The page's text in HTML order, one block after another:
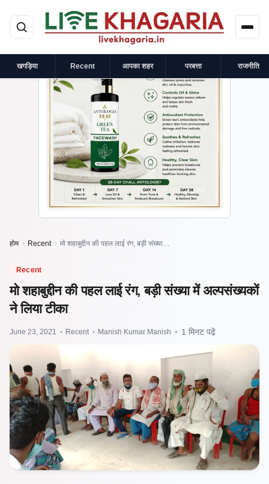
मुख्य सामग्री पर जाएं
खगड़िया Recent आपका शहर परबत्ता राजनीति
×
प्रायोजित
होम › Recent › मो शहाबुद्दीन की पहल लाई रंग, बड़ी संख्या…
Recent
मो शहाबुद्दीन की पहल लाई रंग, बड़ी संख्या में अल्पसंख्यकों
ने लिया टीका
June 23, 2021 • Recent • Manish Kumar Manish • 1 मिनट पढ़ें